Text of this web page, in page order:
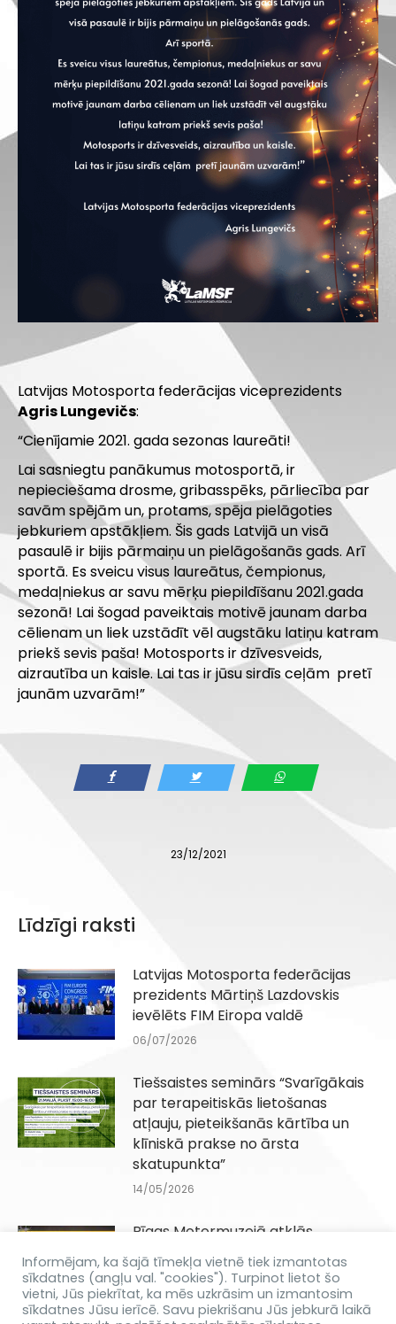
Latvijas Motosporta federācijas viceprezidents
Agris Lungevičs:
“Cienījamie 2021. gada sezonas laureāti!
Lai sasniegtu panākumus motosportā, ir
nepieciešama drosme, gribasspēks, pārliecība par
savām spējām un, protams, spēja pielāgoties
jebkuriem apstākļiem. Šis gads Latvijā un visā
pasaulē ir bijis pārmaiņu un pielāgošanās gads. Arī
sportā. Es sveicu visus laureātus, čempionus,
medaļniekus ar savu mērķu piepildīšanu 2021.gada
sezonā! Lai šogad paveiktais motivē jaunam darba
cēlienam un liek uzstādīt vēl augstāku latiņu katram
priekš sevis paša! Motosports ir dzīvesveids,
aizrautība un kaisle. Lai tas ir jūsu sirdīs ceļām pretī
jaunām uzvarām!”
23/12/2021
Līdzīgi raksti
Latvijas Motosporta federācijas
prezidents Mārtiņš Lazdovskis
ievēlēts FIM Eiropa valdē
06/07/2026
Tiešsaistes seminārs “Svarīgākais
par terapeitiskās lietošanas
atļauju, pieteikšanās kārtība un
klīniskā prakse no ārsta
skatupunkta”
14/05/2026
Rīgas Motormuzejā atklās
veltītu izstādi
08/04/2026
Informējam, ka šajā tīmekļa vietnē tiek izmantotas
sīkdatnes (angļu val. "cookies"). Turpinot lietot šo
vietni, Jūs piekrītat, ka mēs uzkrāsim un izmantosim
sīkdatnes Jūsu ierīcē. Savu piekrišanu Jūs jebkurā laikā